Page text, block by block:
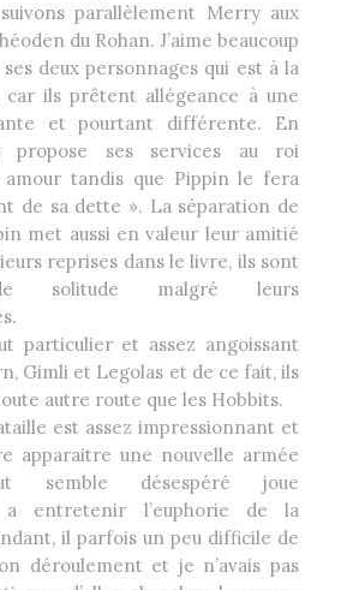
parallèlement Merry aux
du Rohan. J’aime beaucoup
deux personnages qui est à la
car ils prêtent allégeance à une
et pourtant différente. En
propose ses services au roi
amour tandis que Pippin le fera
de sa dette ». La séparation de
met aussi en valeur leur amitié
reprises dans le livre, ils sont
solitude malgré leurs
particulier et assez angoissant
Gimli et Legolas et de ce fait, ils
autre route que les Hobbits.
est assez impressionnant et
apparaitre une nouvelle armée
semble désespéré joue
a entretenir l’euphorie de la
il parfois un peu difficile de
déroulement et je n’avais pas